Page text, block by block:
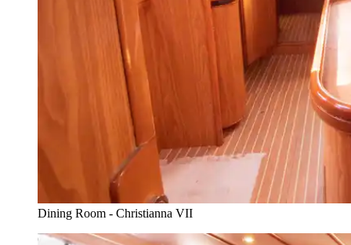
Dining Room - Christianna VII